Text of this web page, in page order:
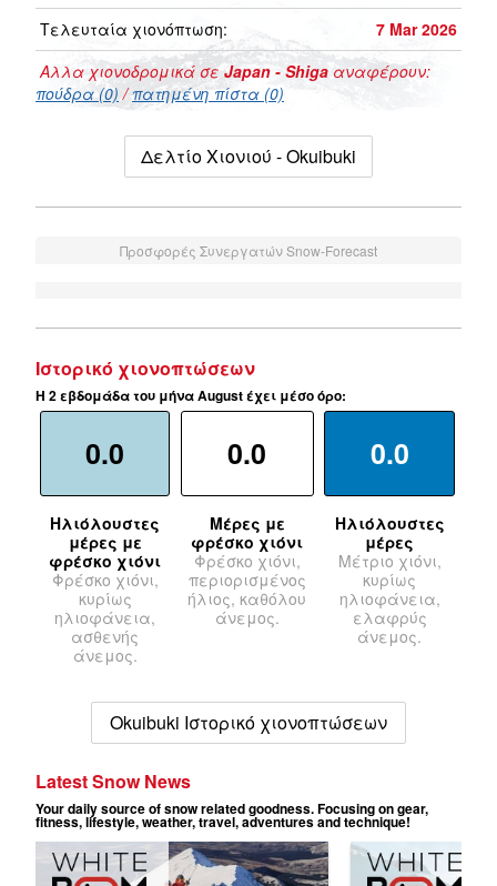
Τελευταία χιονόπτωση:
7 Mar 2026
Αλλα χιονοδρομικά σεJapan - Shiga αναφέρουν:
πούδρα (0) /πατημένη πίστα (0)
Δελτίο Χιονιού - Okuibuki
Προσφορές Συνεργατών Snow-Forecast
Ιστορικό χιονοπτώσεων
Η 2 εβδομάδα του μήνα August έχει μέσο όρο:
0.0
Ηλιόλουστες
μέρες με
φρέσκο χιόνι
Φρέσκο χιόνι,
κυρίως
ηλιοφάνεια,
ασθενής
άνεμος.
0.0
Μέρες με
φρέσκο χιόνι
Φρέσκο χιόνι,
περιορισμένος
ήλιος, καθόλου
άνεμος.
0.0
Ηλιόλουστες
μέρες
Μέτριο χιόνι,
κυρίως
ηλιοφάνεια,
ελαφρύς
άνεμος.
Okuibuki Ιστορικό χιονοπτώσεων